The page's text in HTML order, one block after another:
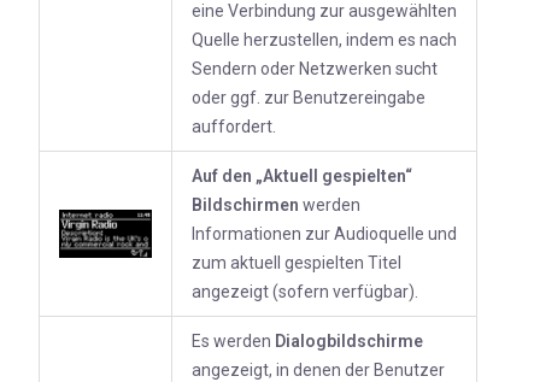
eine Verbindung zur ausgewählten
Quelle herzustellen, indem es nach
Sendern oder Netzwerken sucht
oder ggf. zur Benutzereingabe
auffordert.
Auf den „Aktuell gespielten“
Bildschirmen werden
Informationen zur Audioquelle und
zum aktuell gespielten Titel
angezeigt (sofern verfügbar).
Es werden Dialogbildschirme
angezeigt, in denen der Benutzer